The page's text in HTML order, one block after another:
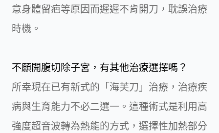
意身體留疤等原因而遲遲不肯開刀，耽誤治療
時機。
不願開腹切除子宮，有其他治療選擇嗎？
所幸現在已有新式的「海芙刀」治療，治療疾
病與生育能力不必二選一。這種術式是利用高
強度超音波轉為熱能的方式，選擇性加熱部分